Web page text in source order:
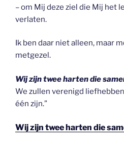
– om Mij deze ziel die Mij het
verlaten.
Ik ben daar niet alleen, maar
metgezel.
Wij zijn twee harten die
We zullen verenigd
één zijn.”
Wij zijn twee harten die